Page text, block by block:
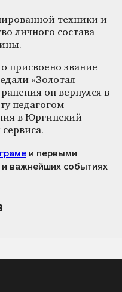
техники и
личного состава
присвоено звание
«Золотая
он вернулся в
педагогом
в Юргинский
и первыми
и важнейших событиях